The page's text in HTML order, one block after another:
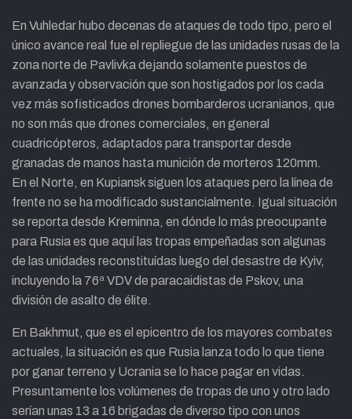
En Vuhledar hubo decenas de ataques de todo tipo, pero el
único avance real fue el repliegue de las unidades rusas de la
zona norte de Pavlivka dejando solamente puestos de
avanzada y observación que son hostigados por los cada
vez más sofisticados drones bombarderos ucranianos, que
no son más que drones comerciales, en general
cuadricópteros, adaptados para transportar desde
granadas de manos hasta munición de morteros 120mm.
En el Norte, en Kupiansk siguen los ataques pero la línea de
frente no se ha modificado sustancialmente. Igual situación
se reporta desde Kreminna, en dónde lo más preocupante
para Rusia es que aquí las tropas empeñadas son algunas
de las unidades reconstituídas luego del desastre de Kyiv,
incluyendo la 76ª VDV de paracaidistas de Pskov, una
división de asalto de élite.
En Bakhmut, que es el epicentro de los mayores combates
actuales, la situación es que Rusia lanza todo lo que tiene
por ganar terreno y Ucrania se lo hace pagar en vidas.
Presuntamente los volúmenes de tropas de uno y otro lado
serían unas 13 a 16 brigadas de diverso tipo con unos